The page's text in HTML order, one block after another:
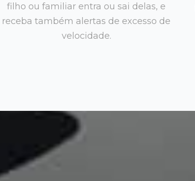
filho ou familiar entra ou sai delas, e
receba também alertas de excesso de
velocidade.